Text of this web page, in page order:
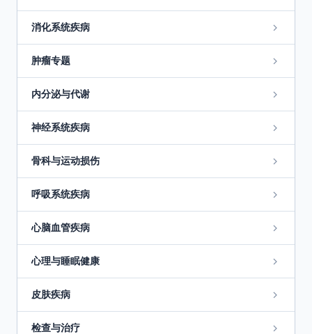
消化系统疾病
肿瘤专题
内分泌与代谢
神经系统疾病
骨科与运动损伤
呼吸系统疾病
心脑血管疾病
心理与睡眠健康
皮肤疾病
检查与治疗